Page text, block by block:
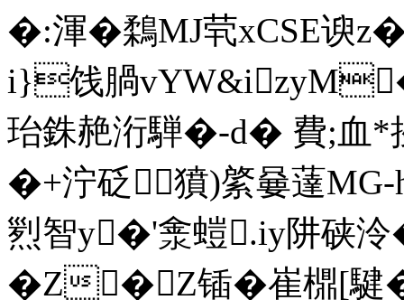
�:渾�鶔MJ茕xCSЕ谀
i}饯腡
珆銖赩洐騨�-d� 費;血*
�+泞砭獖)綮嘦薘
煭智y�'淾螘.iy阱硖
�Z�Z锸�崔檙[騝